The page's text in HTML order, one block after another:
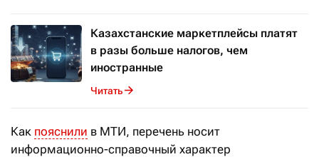
Казахстанские маркетплейсы платят
в разы больше налогов, чем
иностранные
Читать
Как пояснили в МТИ, перечень носит
информационно-справочный характер